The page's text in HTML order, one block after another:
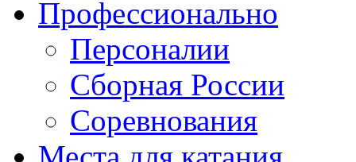
Профессионально
Персоналии
Сборная России
Соревнования